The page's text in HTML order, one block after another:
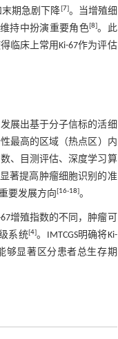
期急剧下降[7]。当增殖细
持中扮演重要角色[8]。此
临床上常用Ki-67作为评估
展出基于分子信标的活细
最高的区域（热点区）内
、目测评估、深度学习算
著提高肿瘤细胞识别的准
要发展方向 [16-18]。
增殖指数的不同，肿瘤可
系统[4]。IMTCGS明确将Ki-
够显著区分患者总生存期